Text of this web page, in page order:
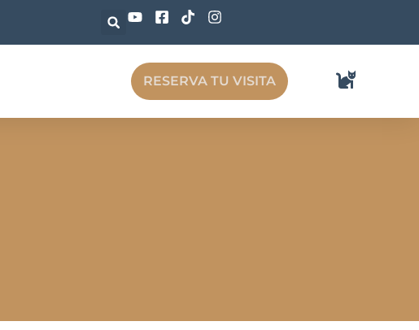
RESERVA TU VISITA